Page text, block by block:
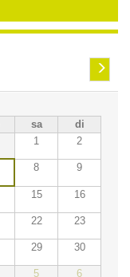
Suiv.
sa
di
1 2
8 9
15 16
22 23
29 30
5 6